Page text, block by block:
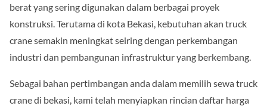
berat yang sering digunakan dalam berbagai proyek
konstruksi. Terutama di kota Bekasi, kebutuhan akan truck
crane semakin meningkat seiring dengan perkembangan
industri dan pembangunan infrastruktur yang berkembang.
Sebagai bahan pertimbangan anda dalam memilih sewa truck
crane di bekasi, kami telah menyiapkan rincian daftar harga